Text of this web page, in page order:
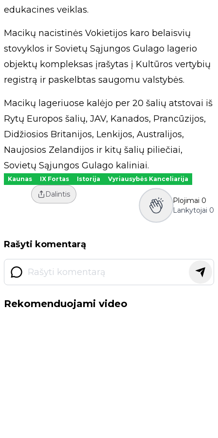
edukacines veiklas.
Macikų nacistinės Vokietijos karo belaisvių
stovyklos ir Sovietų Sąjungos Gulago lagerio
objektų kompleksas įrašytas į Kultūros vertybių
registrą ir paskelbtas saugomu valstybės.
Macikų lageriuose kalėjo per 20 šalių atstovai iš
Rytų Europos šalių, JAV, Kanados, Prancūzijos,
Didžiosios Britanijos, Lenkijos, Australijos,
Naujosios Zelandijos ir kitų šalių piliečiai,
Sovietų Sąjungos Gulago kaliniai.
Kaunas IX Fortas Istorija Vyriausybės Kanceliarija
Dalintis
Plojimai 0
Lankytojai 0
Rašyti komentarą
Rekomenduojami video